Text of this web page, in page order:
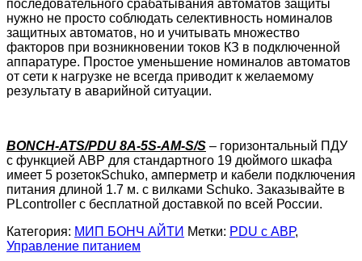
последовательного срабатывания автоматов защиты
нужно не просто соблюдать селективность номиналов
защитных автоматов, но и учитывать множество
факторов при возникновении токов КЗ в подключенной
аппаратуре. Простое уменьшение номиналов автоматов
от сети к нагрузке не всегда приводит к желаемому
результату в аварийной ситуации.
BONCH-ATS/PDU 8A-5S-AM-S/S – горизонтальный ПДУ
с функцией АВР для стандартного 19 дюймого шкафа
имеет 5 розетокSchuko, амперметр и кабели подключения
питания длиной 1.7 м. с вилками Schuko. Заказывайте в
PLcontroller с бесплатной доставкой по всей России.
Категория: МИП БОНЧ АЙТИ Метки: PDU с АВР,
Управление питанием